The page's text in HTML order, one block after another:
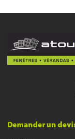
Demander un